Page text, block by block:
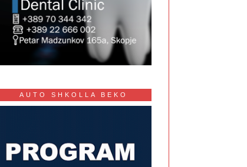
AUTO SHKOLLA BEKO